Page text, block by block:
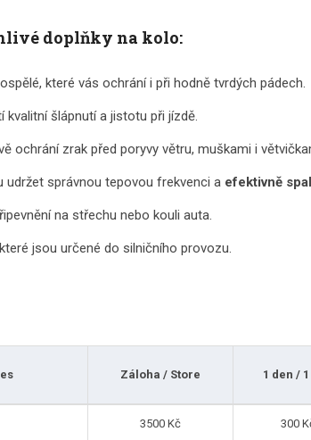
doplňky na kolo:
které vás ochrání i při hodně tvrdých pádech.
kvalitní šlápnutí a jistotu při jízdě.
ochrání zrak před poryvy větru, muškami i
správnou tepovou frekvenci aefektivně
na střechu nebo kouli auta.
jsou určené do silničního provozu.
Záloha / Store 1 den /
3500 Kč 300